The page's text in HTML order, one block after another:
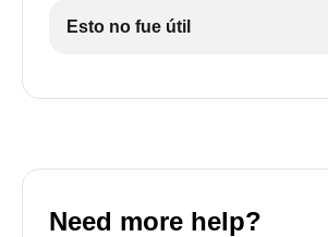
Esto no fue útil
Need more help?